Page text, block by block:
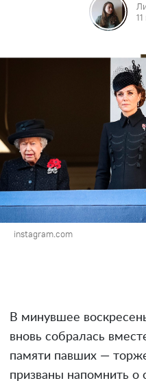
instagram.com
В минувшее
вновь собралась
памяти павших —
призваны напомнить о